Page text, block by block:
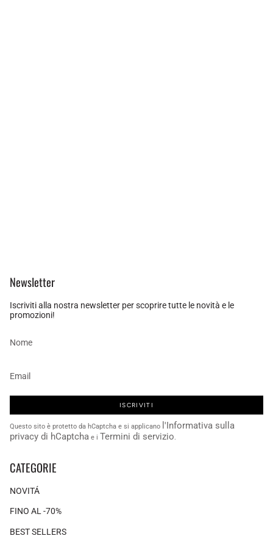
Newsletter
Iscriviti alla nostra newsletter per scoprire tutte le novità e le
promozioni!
ISCRIVITI
Questo sito è protetto da hCaptcha e si applicano l'Informativa sulla
privacy di hCaptcha e i Termini di servizio.
CATEGORIE
NOVITÁ
FINO AL -70%
BEST SELLERS